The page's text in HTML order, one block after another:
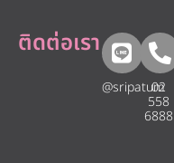
ติดต่อเรา
@sripatum
02
558
6888